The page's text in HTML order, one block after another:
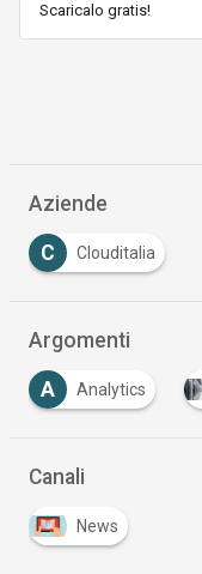
Scaricalo gratis!
Aziende
C Clouditalia
Argomenti
A Analytics
Canali
News